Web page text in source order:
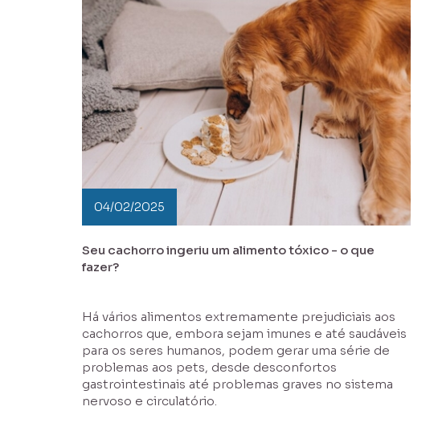
04/02/2025
Seu cachorro ingeriu um alimento tóxico - o que
fazer?
Há vários alimentos extremamente prejudiciais aos
cachorros que, embora sejam imunes e até saudáveis
para os seres humanos, podem gerar uma série de
problemas aos pets, desde desconfortos
gastrointestinais até problemas graves no sistema
nervoso e circulatório.